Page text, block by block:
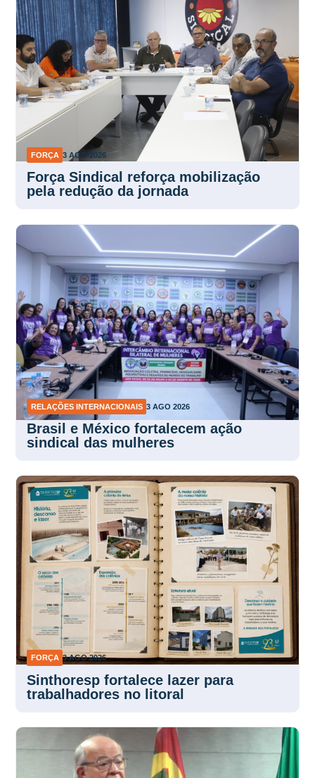
3 AGO 2026
Força Sindical reforça mobilização
pela redução da jornada
RELAÇÕES INTERNACIONAIS
Brasil e México fortalecem ação
sindical das mulheres
FORÇA 3 AGO 2026
Sinthoresp fortalece lazer para
trabalhadores no litoral